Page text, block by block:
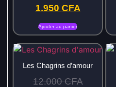
1.950 CFA
Ajouter au panier
Les Chagrins d’amour
12.000CFA